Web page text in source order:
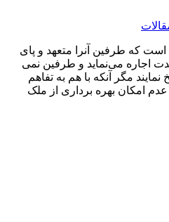
است که طرفین آنرا متعهد و پای
مدت اجاره می‌نماید و طرفین نمی
نمایند مگر آنکه با هم به تفاهم
امکان بهره برداری از ملک